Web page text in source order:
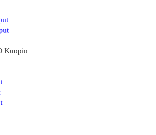
Kuopio